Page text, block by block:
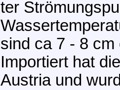
ter
sind ca 7 - 8 cm
Importiert hat
Austria und